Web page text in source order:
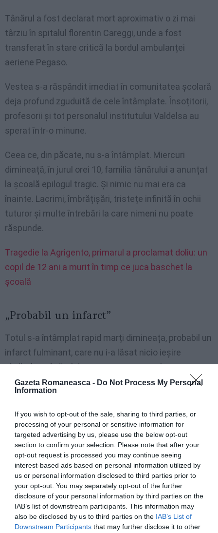
Gazeta Romaneasca - Do Not Process My Personal
Information
If you wish to opt-out of the sale, sharing to third parties, or
processing of your personal or sensitive information for
targeted advertising by us, please use the below opt-out
section to confirm your selection. Please note that after your
opt-out request is processed you may continue seeing
interest-based ads based on personal information utilized by
us or personal information disclosed to third parties prior to
your opt-out. You may separately opt-out of the further
disclosure of your personal information by third parties on the
IAB’s list of downstream participants. This information may
also be disclosed by us to third parties on the IAB’s List of
Downstream Participants that may further disclose it to other
Tânărul a fost declarat mort aproximativ o zi mai
târziu în spitalul florentin Careggi, unde a fost
transferat în stare critică la bordul ambulanței
aeriene Pegaso.
Vestea s-a răspândit imediat în comunitatea școlară
deja profund zguduită de cele întâmplate. Însoțitorii,
profesorii și tot personalul institutului Valdelsa au
sperat într-o minune.
Ceea ce, din păcate, nu s-a întâmplat. Miercuri
dimineață, în jurul orei 10, familia tânărului a anunțat
la școală epilogul tragic. Și nimic nu mai era ca
înainte. Lacrimi, îmbrățișări, tristețe infinită în ochii
tuturor și multe întrebări la care nimeni nu poate
răspunde.
Tragedie la Agrigento, primarul a proclamat doliu: un
copil de 12 ani a murit în timp ce juca baschet la
școală
„Probabil un infarct”
Totul s-a întâmplat rapid marți dimineața, probabil un
infarct fulminant, care nu i-a lăsat nicio ieșire
tânărului. Tânărul de 17 ani, care urma clasa 1A a
Institutului tehnic și economic „Erinques” din
Castelfiorentino, se afla în banca sa la prima oră a
dimineții, când a căzut brusc de pe scaun și s-a
prăbușit.
Fără cuvinte, fără apeluri de ajutor. Băiatul nu a avut
timp să explice ce i se întâmplă. Profesorul a activat
imediat serviciile de urgență în timp ce colegii lui
priveau neputincioși.
Un colaborator al școlii cu alți profesori s-a repezit și